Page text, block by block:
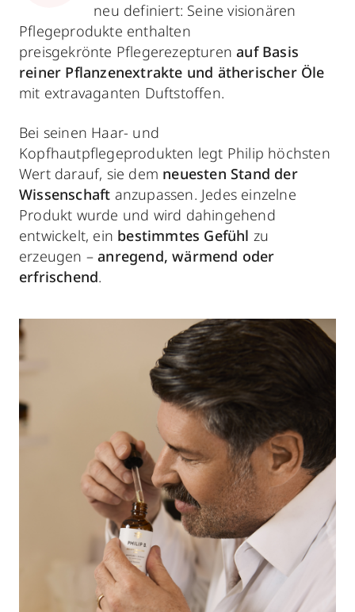
neu definiert: Seine visionären
Pflegeprodukte enthalten
preisgekrönte Pflegerezepturenauf Basis
reiner Pflanzenextrakte und ätherischer Öle
mit extravaganten Duftstoffen.
Bei seinen Haar- und
Kopfhautpflegeprodukten legt Philip höchsten
Wert darauf, sie dem neuesten Stand der
Wissenschaft anzupassen. Jedes einzelne
Produkt wurde und wird dahingehend
entwickelt, ein bestimmtes Gefühl zu
erzeugen – anregend, wärmend oder
erfrischend.